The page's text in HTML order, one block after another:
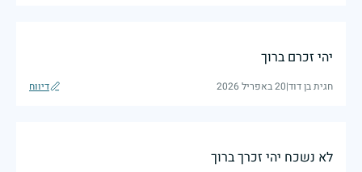
יהי זכרם ברוך
חגית בן דוד|20 באפריל 2026 דיווח
לא נשכח יהי זכרך ברוך